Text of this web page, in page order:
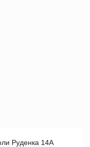
Руденка 14А